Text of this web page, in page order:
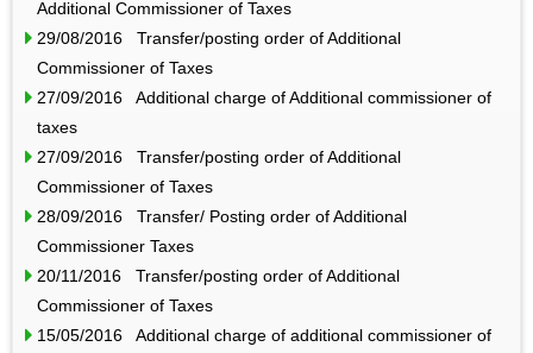
Additional Commissioner of Taxes
29/08/2016 Transfer/posting order of Additional
Commissioner of Taxes
27/09/2016 Additional charge of Additional commissioner of
taxes
27/09/2016 Transfer/posting order of Additional
Commissioner of Taxes
28/09/2016 Transfer/ Posting order of Additional
Commissioner Taxes
20/11/2016 Transfer/posting order of Additional
Commissioner of Taxes
15/05/2016 Additional charge of additional commissioner of